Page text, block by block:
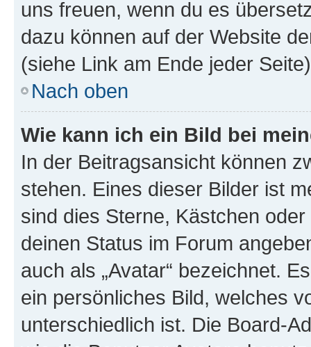
uns freuen, wenn du es
dazu können auf der Website
(siehe Link am Ende jeder
Nach oben
Wie kann ich ein Bild bei
In der Beitragsansicht können
stehen. Eines dieser Bilder ist
sind dies Sterne, Kästchen
deinen Status im Forum
auch als „Avatar“ bezeichnet.
ein persönliches Bild, welches
unterschiedlich ist. Die Board-